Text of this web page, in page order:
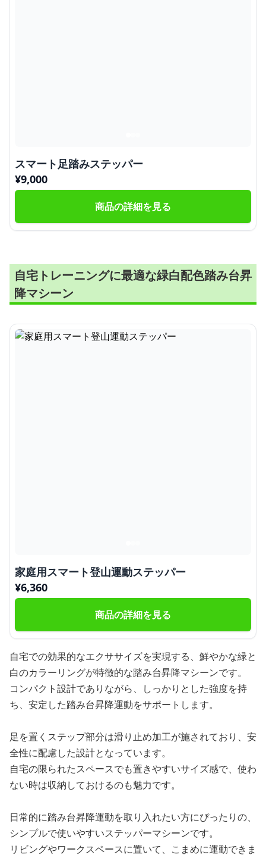
スマート足踏みステッパー
¥9,000
商品の詳細を見る
自宅トレーニングに最適な緑白配色踏み台昇
降マシーン
家庭用スマート登山運動ステッパー
¥6,360
商品の詳細を見る
自宅での効果的なエクササイズを実現する、鮮やかな緑と
白のカラーリングが特徴的な踏み台昇降マシーンです。
コンパクト設計でありながら、しっかりとした強度を持
ち、安定した踏み台昇降運動をサポートします。
足を置くステップ部分は滑り止め加工が施されており、安
全性に配慮した設計となっています。
自宅の限られたスペースでも置きやすいサイズ感で、使わ
ない時は収納しておけるのも魅力です。
日常的に踏み台昇降運動を取り入れたい方にぴったりの、
シンプルで使いやすいステッパーマシーンです。
リビングやワークスペースに置いて、こまめに運動できま